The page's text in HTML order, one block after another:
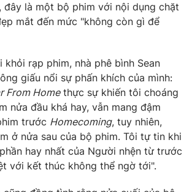
sống
đây là một bộ phim với nội dụng chặt
mắt đến mức "không còn gì để
khỏi rạp phim, nhà phê bình Sean
giấu nổi sự phấn khích của mình:
From Homethực sự khiến tôi choáng
nửa đầu khá hay, vẫn mang đậm
trước Homecoming, tuy nhiên,
ở nửa sau của bộ phim. Tôi tự tin khi
hay nhất của Người nhện từ trước
với kết thúc không thể ngờ tới".